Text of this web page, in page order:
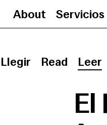
About Servicios
Llegir
Read Leer